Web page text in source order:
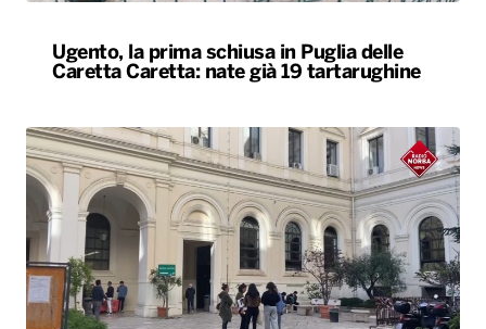
Ugento, la prima schiusa in Puglia delle
Caretta Caretta: nate già 19 tartarughine